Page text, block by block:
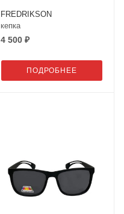
FREDRIKSON
кепка
4 500 ₽
ПОДРОБНЕЕ